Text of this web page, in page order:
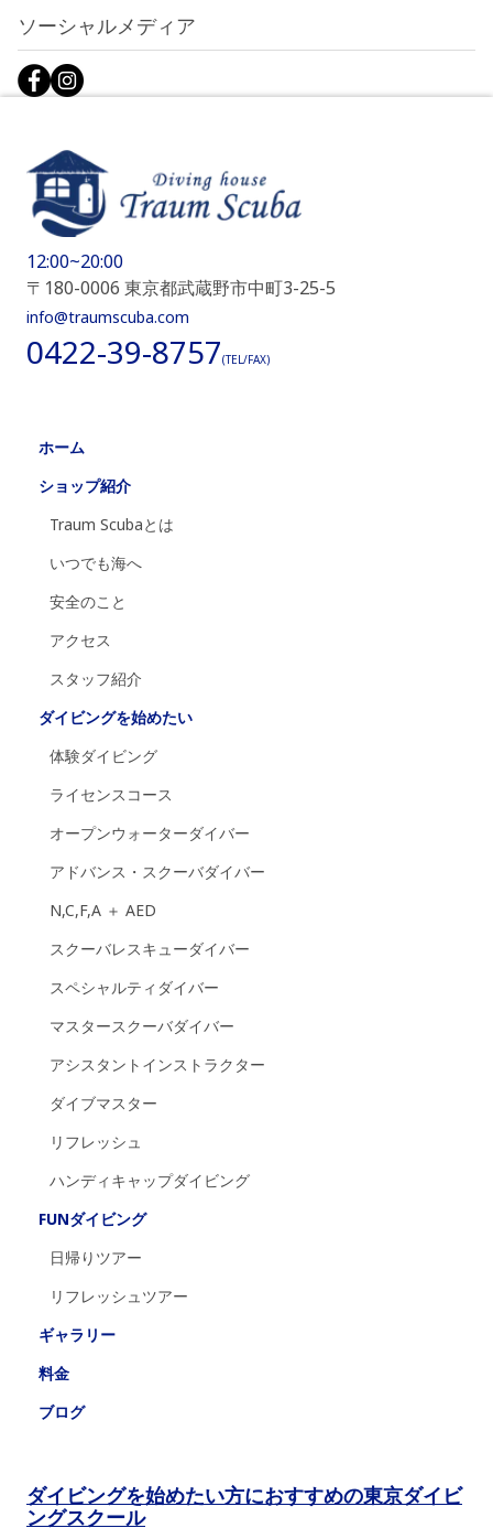
ソーシャルメディア
12:00~20:00
〒180-0006 東京都武蔵野市中町3-25-5
info@traumscuba.com
0422-39-8757(TEL/FAX)
ホーム
ショップ紹介
Traum Scubaとは
いつでも海へ
安全のこと
アクセス
スタッフ紹介
ダイビングを始めたい
体験ダイビング
ライセンスコース
オープンウォーターダイバー
アドバンス・スクーバダイバー
N,C,F,A ＋ AED
スクーバレスキューダイバー
スペシャルティダイバー
マスタースクーバダイバー
アシスタントインストラクター
ダイブマスター
リフレッシュ
ハンディキャップダイビング
FUNダイビング
日帰りツアー
リフレッシュツアー
ギャラリー
料金
ブログ
ダイビングを始めたい方におすすめの東京ダイビ
ングスクール